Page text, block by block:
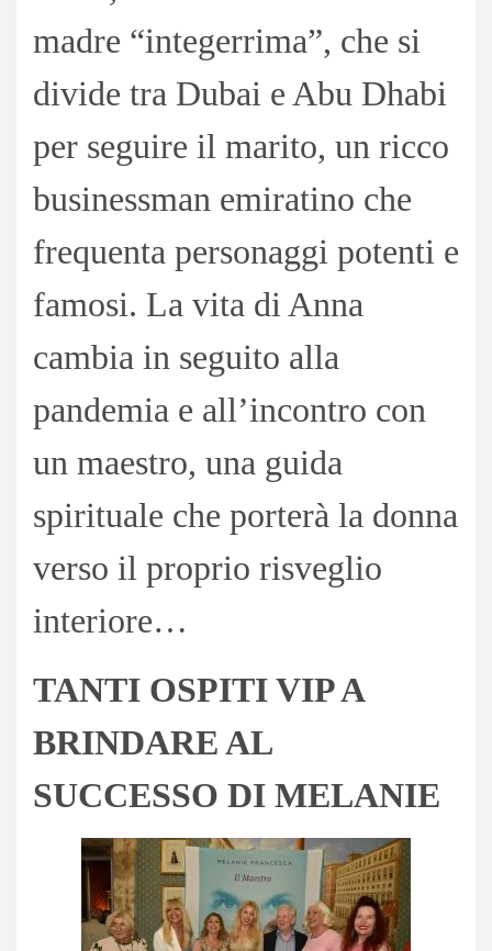
madre “integerrima”, che si
divide tra Dubai e Abu Dhabi
per seguire il marito, un ricco
businessman emiratino che
frequenta personaggi potenti e
famosi. La vita di Anna
cambia in seguito alla
pandemia e all’incontro con
un maestro, una guida
spirituale che porterà la donna
verso il proprio risveglio
interiore…
TANTI OSPITI VIP A
BRINDARE AL
SUCCESSO DI MELANIE